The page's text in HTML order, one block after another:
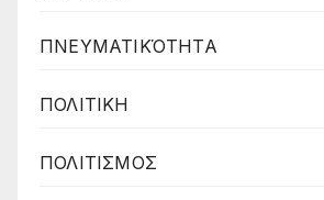
ΠΝΕΥΜΑΤΙΚΌΤΗΤΑ
ΠΟΛΙΤΙΚΗ
ΠΟΛΙΤΙΣΜΟΣ